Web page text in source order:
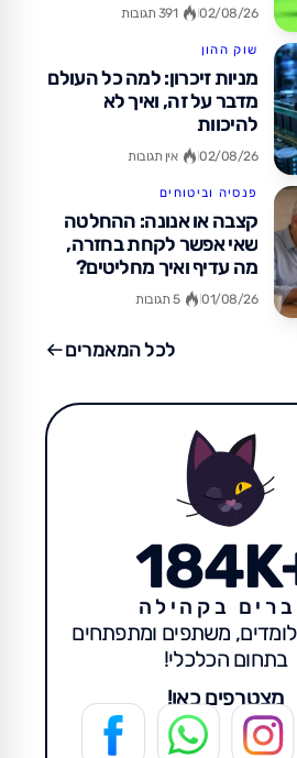
02/08/26 391 תגובות
שוק ההון
מניות זיכרון: למה כל העולם
מדבר על זה, ואיך לא
להיכוות
02/08/26 אין תגובות
פנסיה וביטוחים
קצבה או אנונה: ההחלטה
שאי אפשר לקחת בחזרה,
מה עדיף ואיך מחליטים?
01/08/26 5 תגובות
לכל המאמרים
בקהילה
לומדים, משתפים ומתפתחים
בתחום הכלכלי!
מצטרפים כאן!